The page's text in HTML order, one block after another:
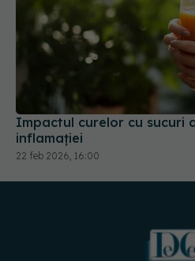
Impactul curelor cu sucuri
inflamației
22 feb 2026, 16:00